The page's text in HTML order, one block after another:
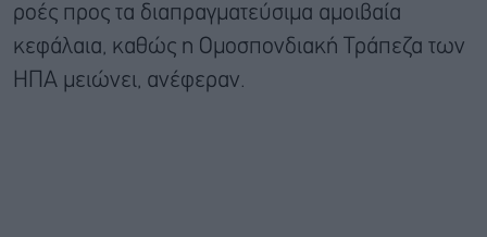
ροές προς τα διαπραγματεύσιμα αμοιβαία
κεφάλαια, καθώς η Ομοσπονδιακή Τράπεζα των
ΗΠΑ μειώνει, ανέφεραν.